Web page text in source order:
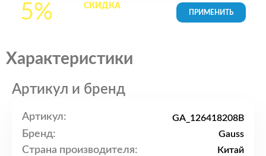
5% СКИДКАна все
Характеристики
Артикул и бренд
Артикул: GA_126418208B
Бренд: Gauss
Страна производителя: Китай